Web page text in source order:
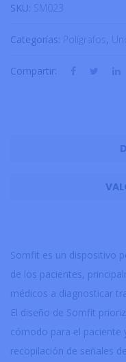
SKU: SM023
Categorías: Polígrafos,
Compartir:
Somfit es un dispositivo
de los pacientes,
médicos a diagnosticar
El diseño de Somfit
cómodo para el
recopilación de señales